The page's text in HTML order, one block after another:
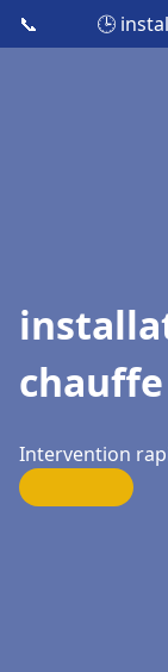
📞 🕒
Intervention